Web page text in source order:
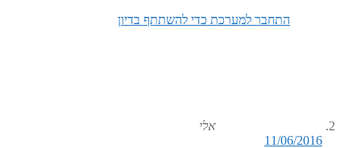
התחבר למערכת כדי להשתתף בדיון
אלי
11/06/2016